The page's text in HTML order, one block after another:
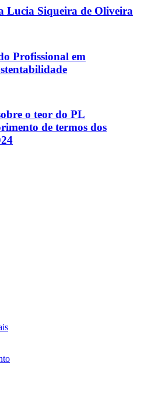
Lucia Siqueira de Oliveira
Profissional em
o teor do PL
de termos dos